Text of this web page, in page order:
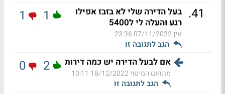
41
. בעל הדירה שלי לא בזבז אפילו
רגע והעלה לי ל5400
אין07/11/2022 23:36
הגב לתגובה זו
1
1
אם לבעל הדירה יש כמה דירות
מתחום המיסוי18/12/2022 10:11
הגב לתגובה זו
2
0